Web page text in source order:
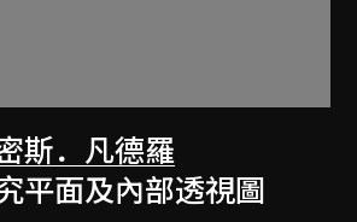
斯．凡德羅
平面及內部透視圖